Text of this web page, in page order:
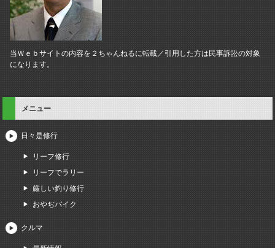
当Ｗｅｂサイトの内容を２ちゃんねるに転載／引用した方は民事訴訟の対象
になります。
メニュー
日々是修行
リーフ修行
リーフでラリー
厳しい釣り修行
おやぢバイク
クルマ